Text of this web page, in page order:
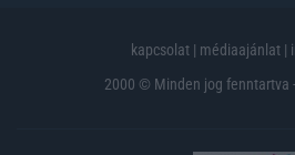
kapcsolat | médiaajánlat |
2000 © Minden jog fenntartva